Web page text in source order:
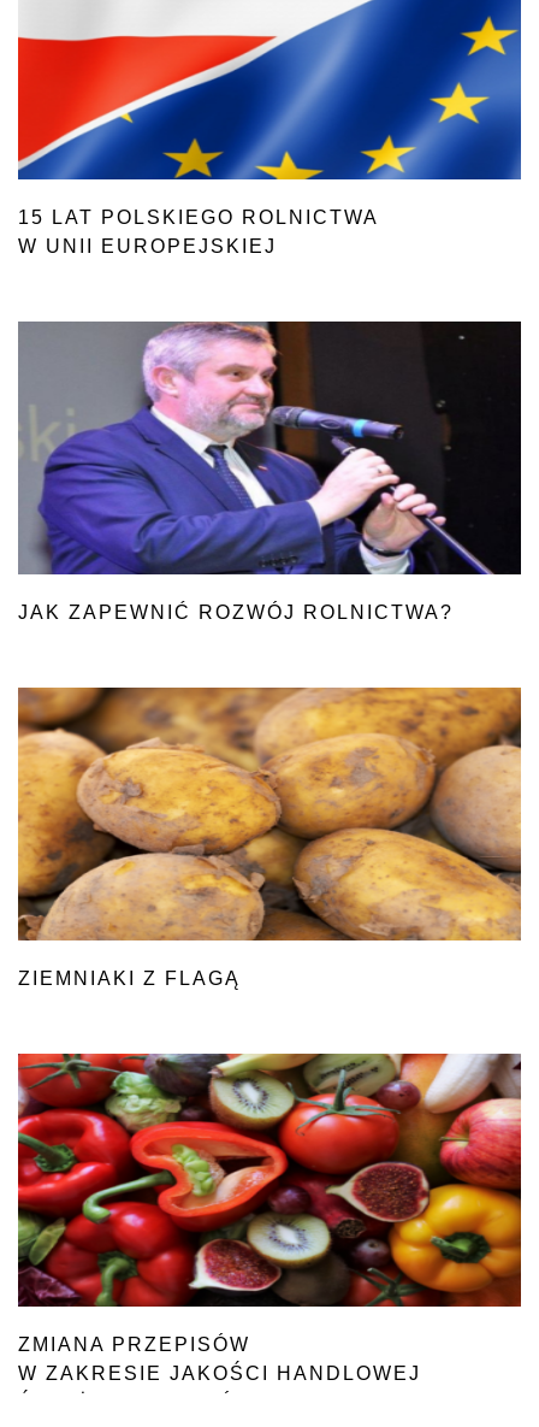
15 LAT POLSKIEGO ROLNICTWA
W UNII EUROPEJSKIEJ
JAK ZAPEWNIĆ ROZWÓJ ROLNICTWA?
ZIEMNIAKI Z FLAGĄ
ZMIANA PRZEPISÓW
W ZAKRESIE JAKOŚCI HANDLOWEJ